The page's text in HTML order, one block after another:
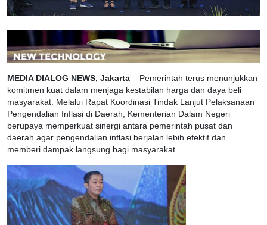
MEDIA DIALOG NEWS, Jakarta – Pemerintah terus menunjukkan
komitmen kuat dalam menjaga kestabilan harga dan daya beli
masyarakat. Melalui Rapat Koordinasi Tindak Lanjut Pelaksanaan
Pengendalian Inflasi di Daerah, Kementerian Dalam Negeri
berupaya memperkuat sinergi antara pemerintah pusat dan
daerah agar pengendalian inflasi berjalan lebih efektif dan
memberi dampak langsung bagi masyarakat.